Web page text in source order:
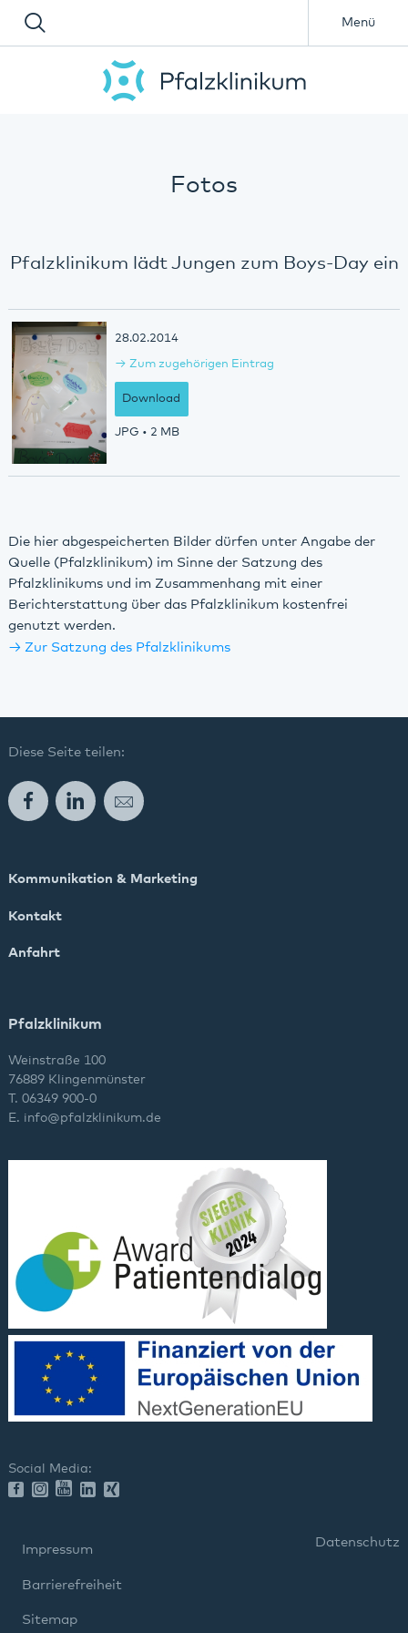
Menü
Fotos
Pfalzklinikum lädt Jungen zum Boys-Day ein
28.02.2014
Zum zugehörigen Eintrag
Download
JPG • 2 MB
Die hier abgespeicherten Bilder dürfen unter Angabe der
Quelle (Pfalzklinikum) im Sinne der Satzung des
Pfalzklinikums und im Zusammenhang mit einer
Berichterstattung über das Pfalzklinikum kostenfrei
genutzt werden.
Zur Satzung des Pfalzklinikums
Diese Seite teilen:
FacebookLinkedInE-Mail
Kommunikation & Marketing
Kontakt
Anfahrt
Pfalzklinikum
Weinstraße 100
76889 Klingenmünster
T. 06349 900-0
E. info@pfalzklinikum.de
Social Media:
Impressum
Datenschutz
Barrierefreiheit
Sitemap